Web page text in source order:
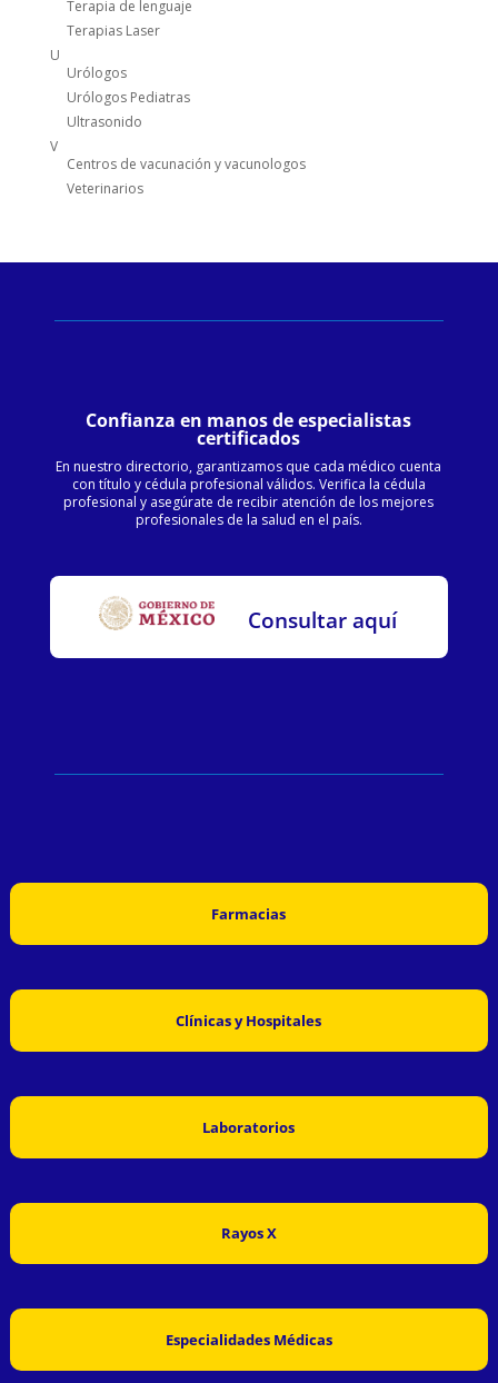
Terapia de lenguaje
Terapias Laser
U
Urólogos
Urólogos Pediatras
Ultrasonido
V
Centros de vacunación y vacunologos
Veterinarios
Confianza en manos de especialistas
certificados
En nuestro directorio, garantizamos que cada médico cuenta
con título y cédula profesional válidos. Verifica la cédula
profesional y asegúrate de recibir atención de los mejores
profesionales de la salud en el país.
Consultar aquí
Farmacias
Clínicas y Hospitales
Laboratorios
Rayos X
Especialidades Médicas